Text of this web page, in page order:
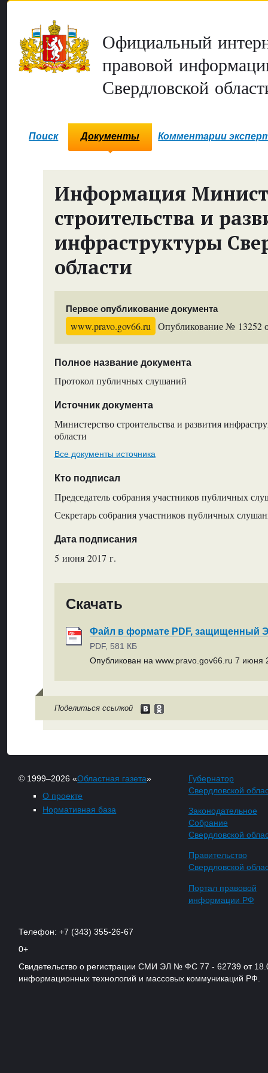
Официальный
правовой
Свердловской
Поиск Документы Комментарии
Информация
строительства и
инфраструктуры
области
Первое опубликование документа
www.pravo.gov66.ru Опубликование № 13252
Полное название документа
Протокол публичных слушаний
Источник документа
Министерство строительства и развития
области
Все документы источника
Кто подписал
Председатель собрания участников публичных
Секретарь собрания участников публичных
Дата подписания
5 июня 2017 г.
Скачать
Файл в формате PDF, защищенный
PDF, 581 КБ
Опубликован на www.pravo.gov66.ru 7 июня
Поделиться ссылкой
© 1999–2026 «Областная газета»
О проекте
Нормативная база
Губернатор
Свердловской
Законодательное
Собрание
Свердловской
Правительство
Свердловской
Портал правовой
информации РФ
Телефон: +7 (343) 355-26-67
0+
Свидетельство о регистрации СМИ ЭЛ № ФС 77 - 62739 от
информационных технологий и массовых коммуникаций РФ.